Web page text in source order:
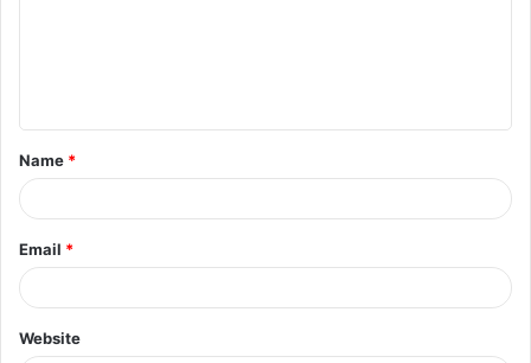
t
*
Name *
Email *
Website